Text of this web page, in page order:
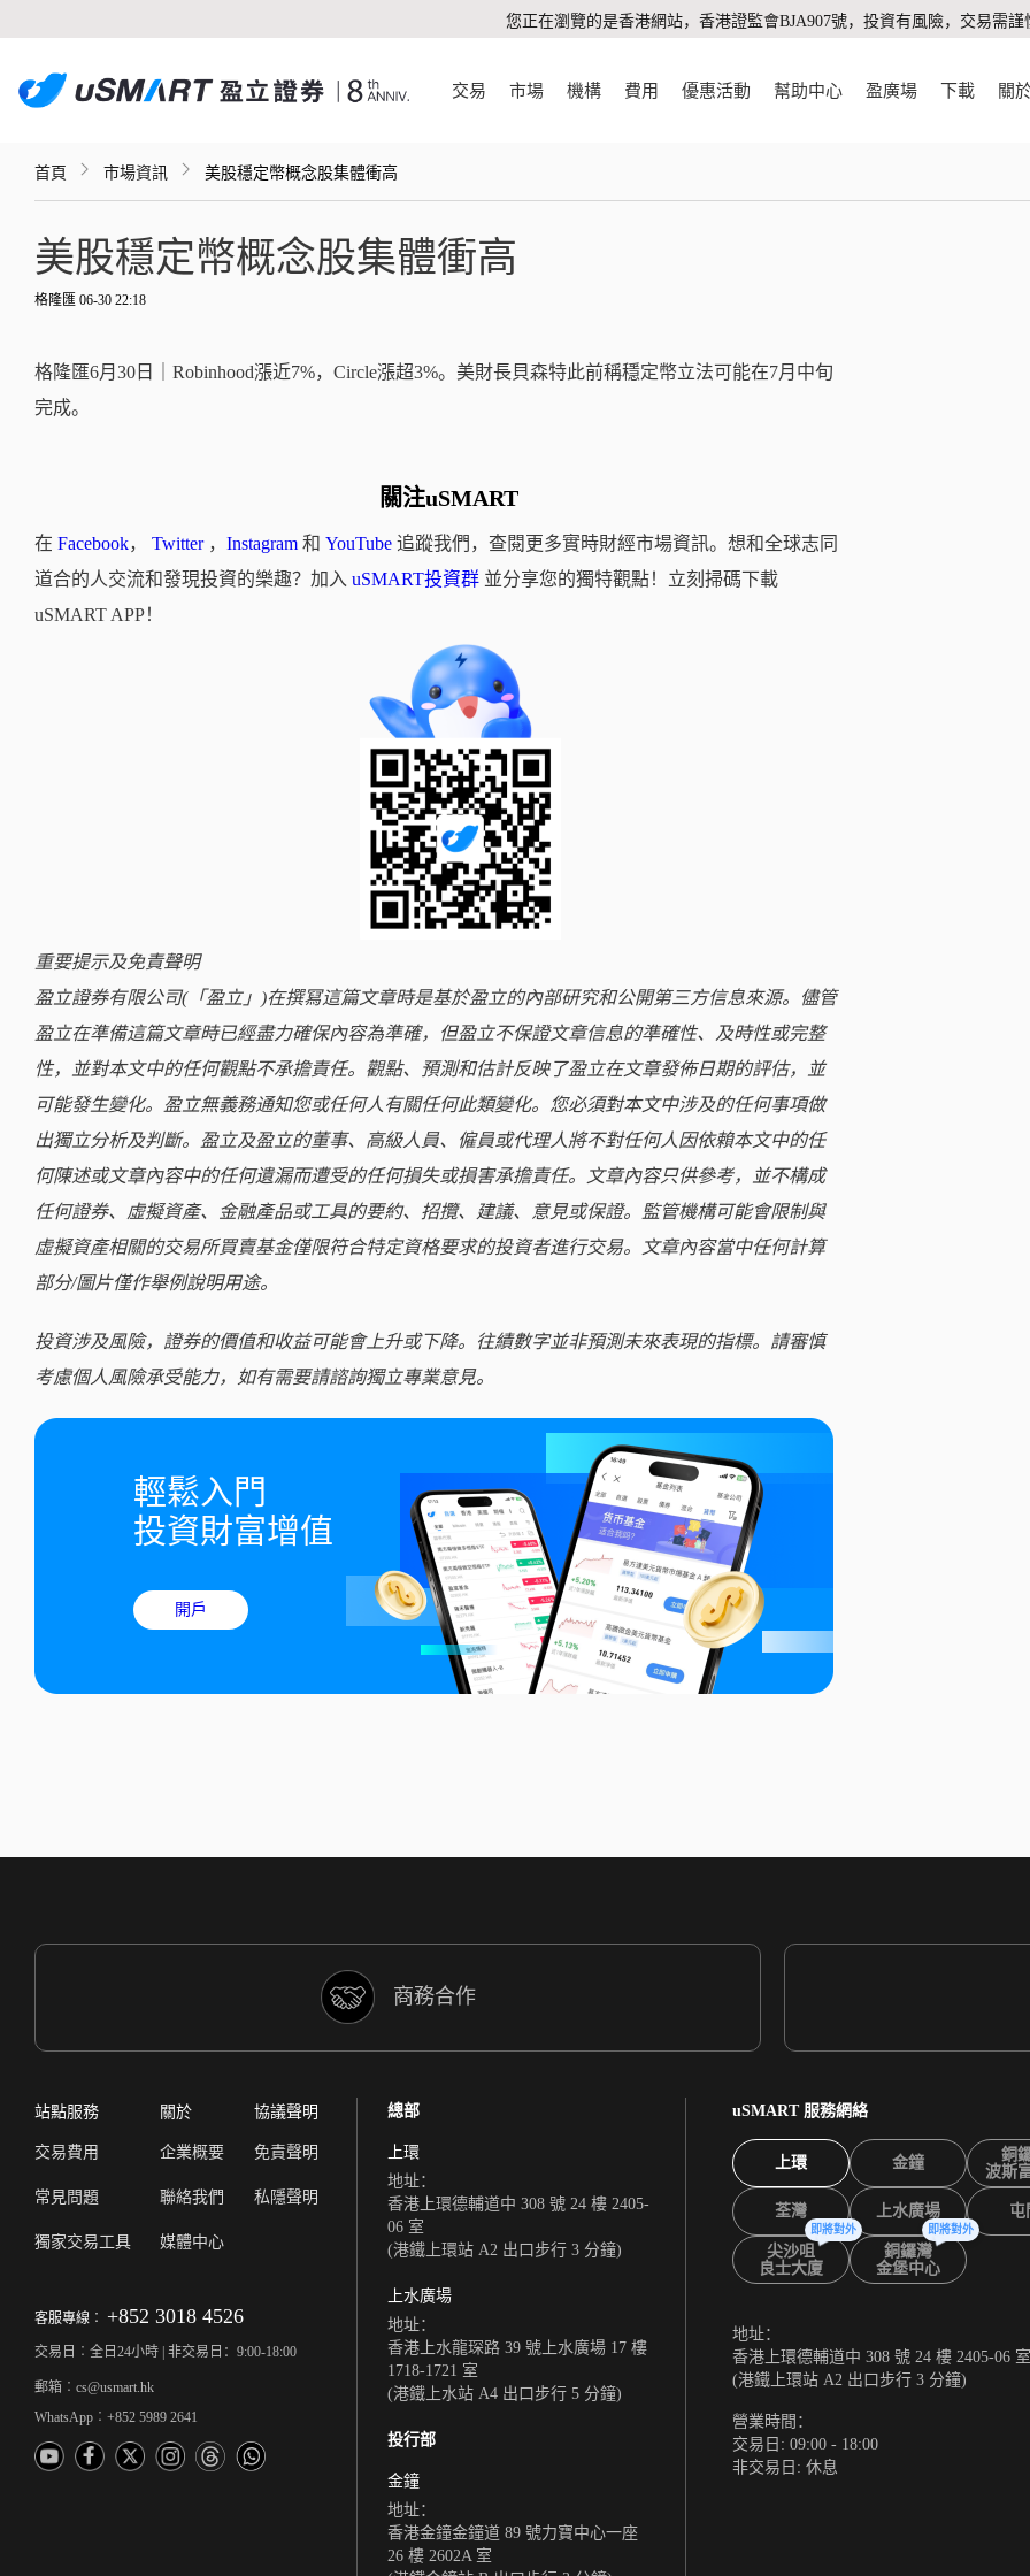
您正在瀏覽的是香港網站，香港證監會BJA907號，投資有風險，交易需謹
交易 市場 機構 費用 優惠活動 幫助中心 盈廣場 下載 關
首頁 市場資訊 美股穩定幣概念股集體衝高
美股穩定幣概念股集體衝高
格隆匯 06-30 22:18
格隆匯6月30日｜Robinhood漲近7%，Circle漲超3%。美財長貝森特此前稱穩定幣立法可能在7月中旬
完成。
關注uSMART
在 Facebook， Twitter， Instagram 和 YouTube 追蹤我們，查閱更多實時財經市場資訊。想和全球志同
道合的人交流和發現投資的樂趣？加入 uSMART投資群 並分享您的獨特觀點！立刻掃碼下載
uSMART APP！
重要提示及免責聲明
盈立證券有限公司(「盈立」)在撰冩這篇文章時是基於盈立的內部研究和公開第三方信息來源。儘管
盈立在準備這篇文章時已經盡力確保內容為準確，但盈立不保證文章信息的準確性、及時性或完整
性，並對本文中的任何觀點不承擔責任。觀點、預測和估計反映了盈立在文章發佈日期的評估，並
可能發生變化。盈立無義務通知您或任何人有關任何此類變化。您必須對本文中涉及的任何事項做
出獨立分析及判斷。盈立及盈立的董事、高級人員、僱員或代理人將不對任何人因依賴本文中的任
何陳述或文章內容中的任何遺漏而遭受的任何損失或損害承擔責任。文章內容只供參考，並不構成
任何證券、虛擬資產、金融產品或工具的要約、招攬、建議、意見或保證。監管機構可能會限制與
虛擬資產相關的交易所買賣基金僅限符合特定資格要求的投資者進行交易。文章內容當中任何計算
部分/圖片僅作舉例說明用途。
投資涉及風險，證券的價值和收益可能會上升或下降。往績數字並非預測未來表現的指標。請審慎
考慮個人風險承受能力，如有需要請諮詢獨立專業意見。
輕鬆入門
投資財富增值
開戶
商務合作
站點服務
交易費用
常見問題
獨家交易工具
關於
企業概要
聯絡我們
媒體中心
協議聲明
免責聲明
私隱聲明
客服專線︰ +852 3018 4526
交易日︰全日24小時 | 非交易日：9:00-18:00
郵箱︰cs@usmart.hk
WhatsApp︰+852 5989 2641
總部
上環
地址：
香港上環德輔道中 308 號 24 樓 2405-
06 室
(港鐵上環站 A2 出口步行 3 分鐘)
上水廣場
地址：
香港上水龍琛路 39 號上水廣場 17 樓
1718-1721 室
(港鐵上水站 A4 出口步行 5 分鐘)
投行部
金鐘
地址：
香港金鐘金鐘道 89 號力寶中心一座
26 樓 2602A 室
uSMART 服務網絡
上環 金鐘
銅
波斯
荃灣 上水廣場 屯
尖沙咀
良士大廈
即將對外
銅鑼灣
金堡中心
即將對外
地址：
香港上環德輔道中 308 號 24 樓 2405-06 室
(港鐵上環站 A2 出口步行 3 分鐘)
營業時間：
交易日: 09:00 - 18:00
非交易日: 休息